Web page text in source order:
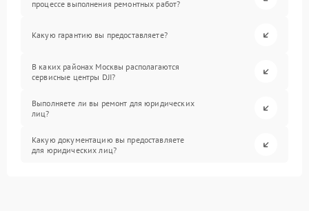
процессе выполнения ремонтных работ?
Какую гарантию вы предоставляете?
В каких районах Москвы располагаются
сервисные центры DJI?
Выполняете ли вы ремонт для юридических
лиц?
Какую документацию вы предоставляете
для юридических лиц?